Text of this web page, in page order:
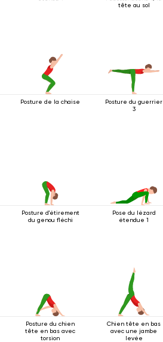
tête au sol
Posture de la chaise
Posture du guerrier
3
Posture d'étirement
du genou fléchi
Pose du lézard
étendue 1
Posture du chien
tête en bas avec
torsion
Chien tête en bas
avec une jambe
levée